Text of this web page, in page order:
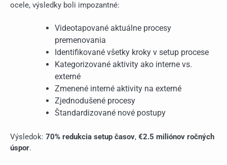
ocele, výsledky boli impozantné:
Videotapované aktuálne procesy
premenovania
Identifikované všetky kroky v setup procese
Kategorizované aktivity ako interne vs.
externé
Zmenené interné aktivity na externé
Zjednodušené procesy
Štandardizované nové postupy
Výsledok: 70% redukcia setup časov, €2.5 miliónov ročných
úspor.